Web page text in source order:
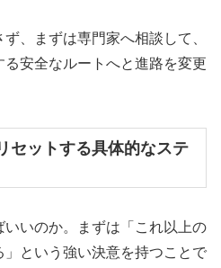
、まずは専門家へ相談して、
安全なルートへと進路を変更
セットする具体的なステ
いのか。まずは「これ以上の
という強い決意を持つことで